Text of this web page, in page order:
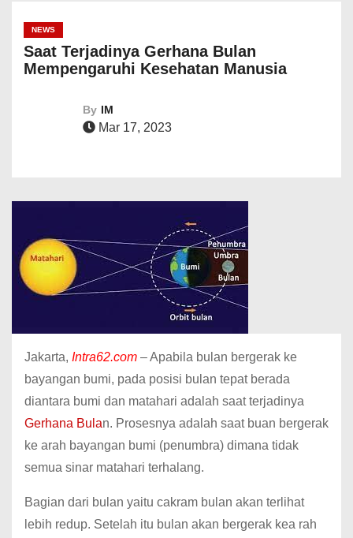
NEWS
Saat Terjadinya Gerhana Bulan
Mempengaruhi Kesehatan Manusia
By IM
Mar 17, 2023
Jakarta, Intra62.com – Apabila bulan bergerak ke
bayangan bumi, pada posisi bulan tepat berada
diantara bumi dan matahari adalah saat terjadinya
Gerhana Bulan. Prosesnya adalah saat buan bergerak
ke arah bayangan bumi (penumbra) dimana tidak
semua sinar matahari terhalang.
Bagian dari bulan yaitu cakram bulan akan terlihat
lebih redup. Setelah itu bulan akan bergerak kea rah